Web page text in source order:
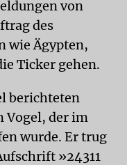
von
des
wie Ägypten,
Ticker gehen.
berichteten
Vogel, der im
wurde. Er trug
»24311